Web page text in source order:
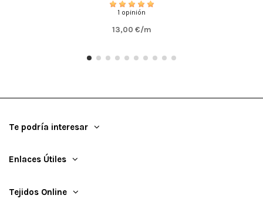
1 opinión
13,00 €/m
Te podría interesar
Enlaces Útiles
Tejidos Online